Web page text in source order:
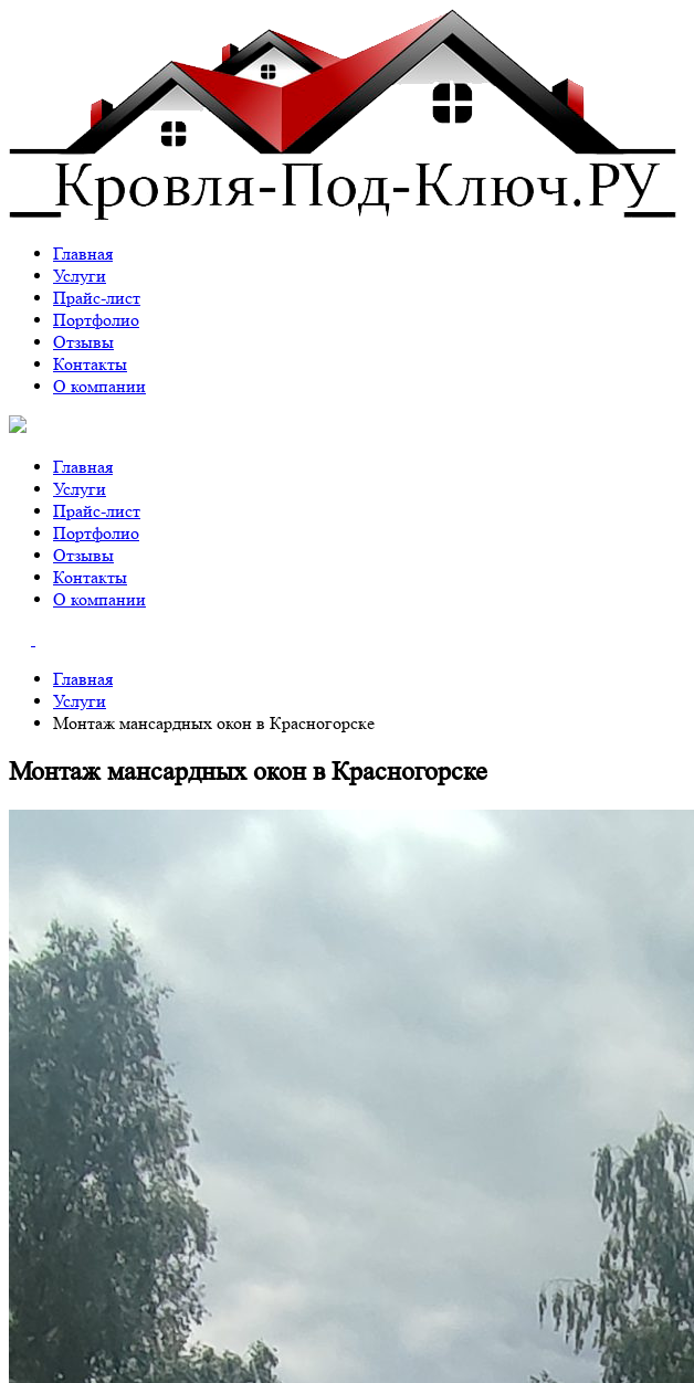
Главная
Услуги
Прайс-лист
Портфолио
Отзывы
Контакты
О компании
Главная
Услуги
Прайс-лист
Портфолио
Отзывы
Контакты
О компании
Главная
Услуги
Монтаж мансардных окон в Красногорске
Монтаж мансардных окон в Красногорске